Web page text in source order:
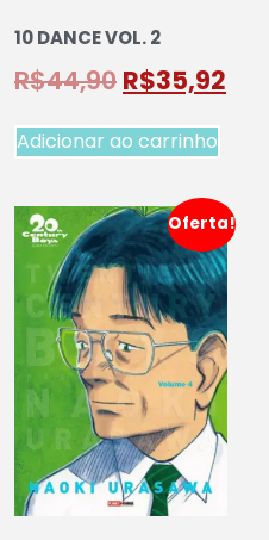
10 DANCE VOL. 2
R$44,90 R$35,92
Adicionar ao carrinho
Oferta!